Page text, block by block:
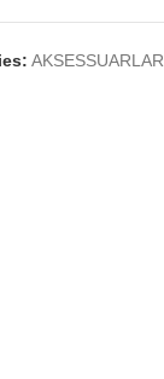
AKSESSUARLAR